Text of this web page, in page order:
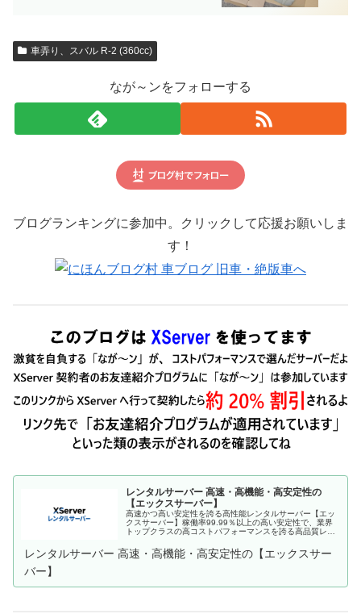
車弄り、スバル R-2 (360cc)
なが～ンをフォローする
ブログランキングに参加中。クリックして応援お願いしま
す！
レンタルサーバー 高速・高機能・高安定性の
【エックスサーバー】
高速かつ高い安定性を誇る高性能レンタルサーバー【エッ
クスサーバー】稼働率99.99％以上の高い安定性で、業界
トップクラスの高コストパフォーマンスを誇る高品質レン
無料お試し10日間。
レンタルサーバー 高速・高機能・高安定性の【エックスサー
バー】